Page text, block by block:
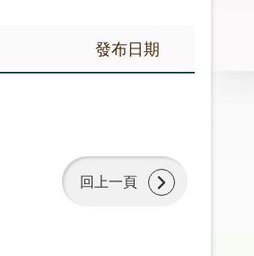
發布日期
回上一頁